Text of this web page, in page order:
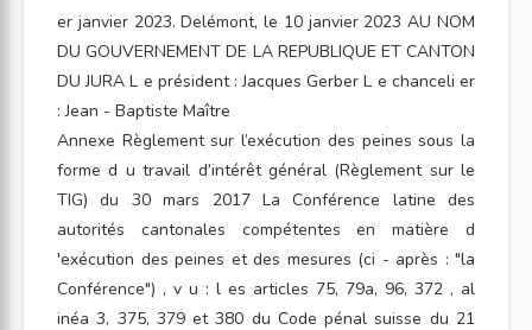
er janvier 2023. Delémont, le 10 janvier 2023 AU NOM
DU GOUVERNEMENT DE LA REPUBLIQUE ET CANTON
DU JURA L e président : Jacques Gerber L e chanceli er
: Jean - Baptiste Maître
Annexe Règlement sur l’exécution des peines sous la
forme d u travail d’intérêt général (Règlement sur le
TIG) du 30 mars 2017 La Conférence latine des
autorités cantonales compétentes en matière d
'exécution des peines et des mesures (ci - après : "la
Conférence") , v u : l es articles 75, 79a, 96, 372 , al
inéa 3, 375, 379 et 380 du Code pénal suisse du 21